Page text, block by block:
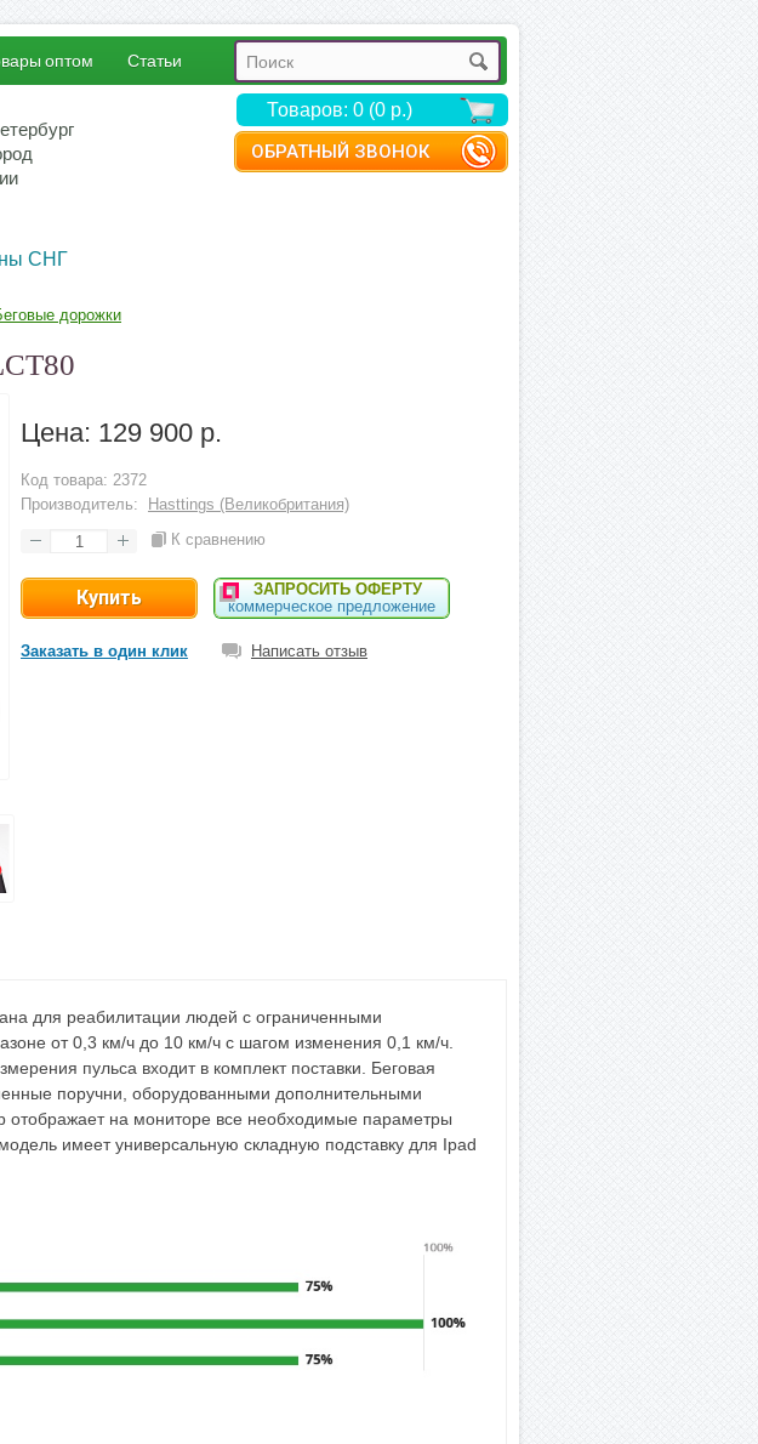
ОБРАТНЫЙ ЗВОНОК
оптом Статьи
СНГ
Товаров: 0 (0 р.)
дорожки
Цена: 129 900 р.
Код товара: 2372
Производитель:
Hasttings (Великобритания)
К сравнению
ЗАПРОСИТЬ ОФЕРТУ
коммерческое предложение
Заказать в один клик Написать отзыв
для реабилитации людей с ограниченными
от 0,3 км/ч до 10 км/ч с шагом изменения 0,1 км/ч.
пульса входит в комплект поставки. Беговая
поручни, оборудованными дополнительными
отображает на мониторе все необходимые параметры
имеет универсальную складную подставку для Ipad